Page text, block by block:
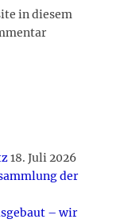
in diesem
18. Juli 2026
der
– wir